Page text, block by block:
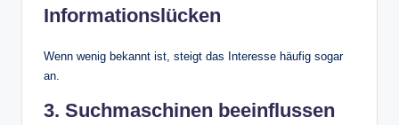
Informationslücken
Wenn wenig bekannt ist, steigt das Interesse häufig sogar
an.
3. Suchmaschinen beeinflussen